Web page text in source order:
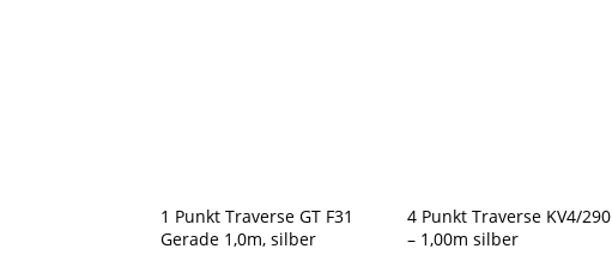
1 Punkt Traverse GT F31
Gerade 1,0m, silber
4 Punkt Traverse KV4/290
– 1,00m silber